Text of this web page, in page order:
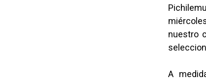
nuestro
A